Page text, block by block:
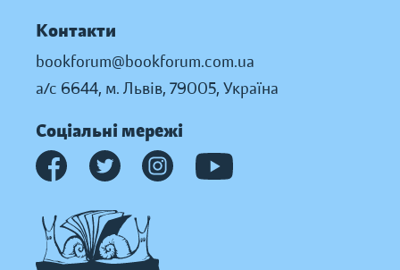
Контакти
bookforum@bookforum.com.ua
а/с 6644, м. Львів, 79005, Україна
Соціальні мережі